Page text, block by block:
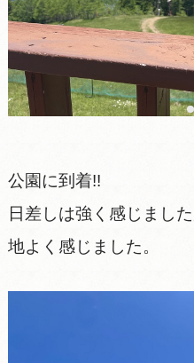
公園に到着!!
日差しは強く感じまし
地よく感じました。